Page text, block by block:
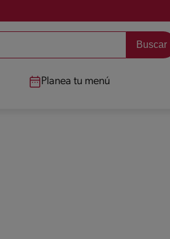
Planea tu menú